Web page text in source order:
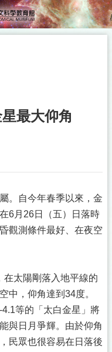
最大仰角
。自今年春季以來，金
6月26日（五）日落時
觀測條件最好、在夜空
在太陽剛落入地平線的
中，仰角達到34度。
等的「太白金星」將
與日月爭輝。由於仰角
民眾也很容易在日落後